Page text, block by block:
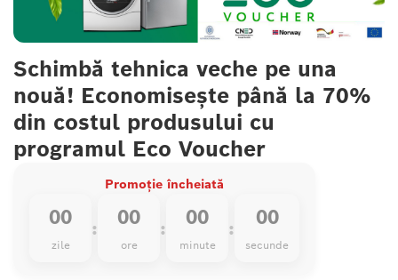
Schimbă tehnica veche pe una
nouă! Economisește până la 70%
din costul produsului cu
programul Eco Voucher
Promoție încheiată
00
zile
: 00
ore
: 00
minute
: 00
secunde